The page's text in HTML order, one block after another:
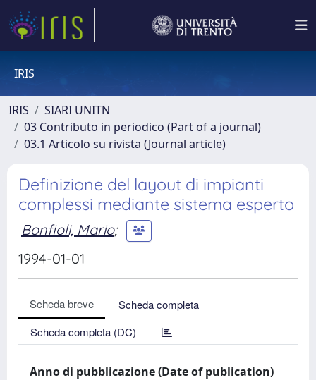
IRIS
IRIS
SIARI UNITN
03 Contributo in periodico (Part of a journal)
03.1 Articolo su rivista (Journal article)
Definizione del layout di impianti
complessi mediante sistema esperto
Bonfioli, Mario;
1994-01-01
Scheda breve
Scheda completa
Scheda completa (DC)
Anno di pubblicazione (Date of publication)